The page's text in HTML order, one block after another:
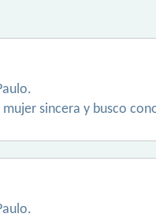
sincera y busco